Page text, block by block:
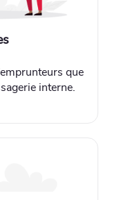
que
interne.